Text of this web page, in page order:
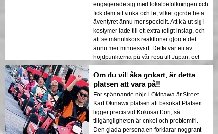
engagerade sig med lokalbefolkningen och
fick dem att vinka och le, vilket gjorde hela
äventyret ännu mer speciellt. Att klä ut sig i
kostymer lade till ett extra roligt inslag, och
att se människors reaktioner gjorde det
ännu mer minnesvärt. Detta var en av
höjdpunkterna på vår resa till Japan, och
jag rekommenderar det starkt!"
Om du vill åka gokart, är detta
platsen att vara på‼️
För spännande nöje i Okinawa är Street
Kart Okinawa platsen att besöka❗️ Platsen
ligger precis vid Kokusai Dori, så
tillgängligheten är enkel och problemfri.
Den glada personalen förklarar noggrant